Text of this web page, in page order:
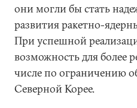
они могли бы стать
развития ракетно-
При успешной
возможность для более
числе по ограничению
Северной Корее.